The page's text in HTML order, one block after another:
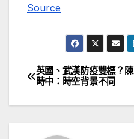
Source
文
章
英國、武漢防疫雙標？陳
時中：時空背景不同